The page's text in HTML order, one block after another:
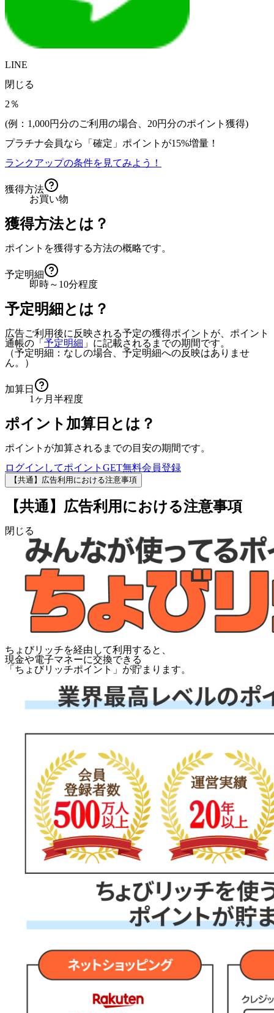
LINE
閉じる
2％
(例：1,000円分のご利用の場合、 20円分のポイント獲得)
プラチナ会員なら
「確定」 ポイントが15%増量！
ランクアップの条件を見てみよう！
獲得方法
お買い物
獲得方法とは？
ポイントを獲得する方法の概略です。
予定明細
即時～10分程度
予定明細とは？
広告ご利用後に反映される予定の獲得ポイントが、ポイント
通帳の「 予定明細 」に記載されるまでの期間です。
（予定明細：なしの場合、予定明細への反映はありませ
ん。）
加算日
1ヶ月半程度
ポイント加算日とは？
ポイントが加算されるまでの目安の期間です。
ログインしてポイントGET無料会員登録
【共通】広告利用における注意事項
【共通】広告利用における注意事項
閉じる
ちょびリッチを経由して利用すると、
現金や電子マネーに交換できる
「 ちょびリッチポイント 」が貯まります。